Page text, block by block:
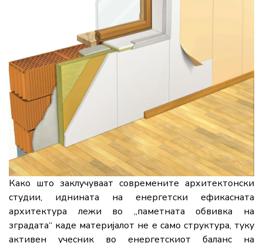
Како што заклучуваат современите архитектонски
студии, иднината на енергетски ефикасната
архитектура лежи во „паметната обвивка на
зградата“ каде материјалот не е само структура, туку
активен учесник во енергетскиот баланс на